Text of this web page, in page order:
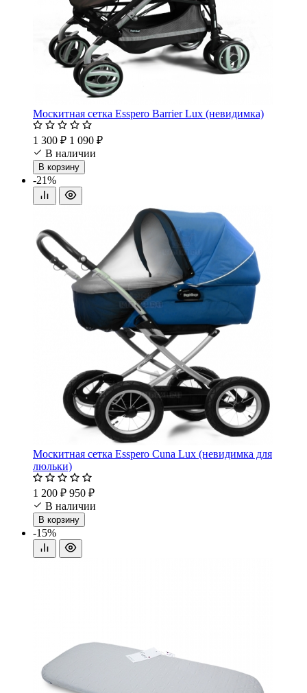
Москитная сетка Esspero Barrier Lux (невидимка)
1 300 ₽ 1 090 ₽
В наличии
В корзину
-21%
Москитная сетка Esspero Cuna Lux (невидимка для
люльки)
1 200 ₽ 950 ₽
В наличии
В корзину
-15%